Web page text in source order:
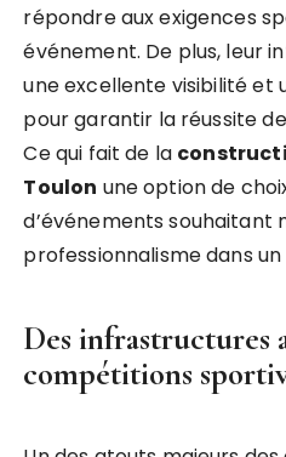
répondre aux exigences
événement. De plus, leur
une excellente visibilité et
pour garantir la réussite
Ce qui fait de la
Toulon une option de
d’événements souhaitant
professionnalisme dans
Des infrastructures
compétitions